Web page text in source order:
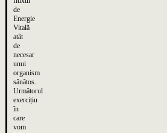
de
Energie
Vitală
atât
de
necesar
unui
organism
sănătos.
Următorul
exercițiu
în
care
vom